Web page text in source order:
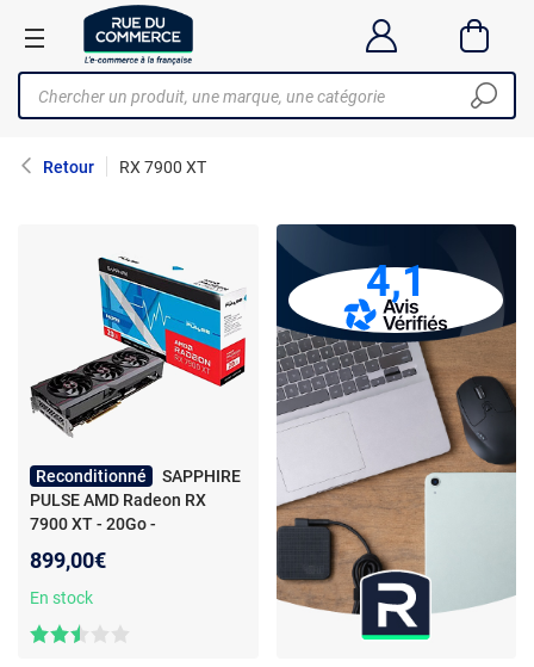
Retour RX 7900 XT
Reconditionné
SAPPHIRE
PULSE AMD Radeon RX
7900 XT - 20Go -
Graphique Gamer - PCI
Express 4.0 16x - 20 Go
899,00€
En stock
4,1